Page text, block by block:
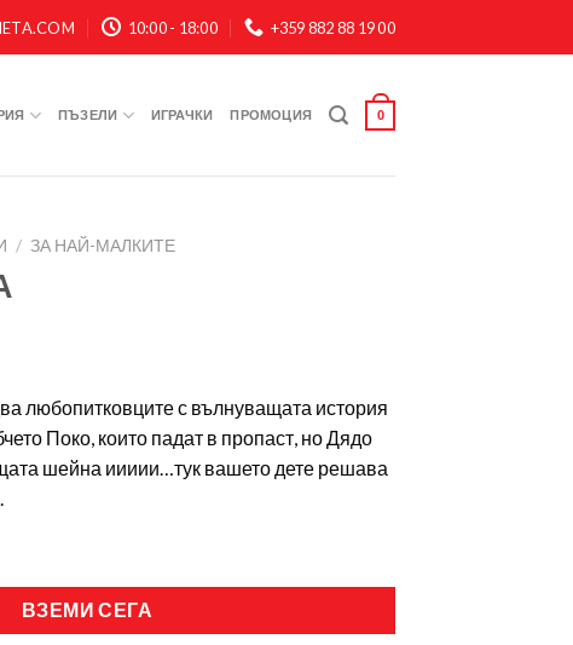
10:00 - 18:00 +359 882 88 19 00
ПЪЗЕЛИ ИГРАЧКИ ПРОМОЦИЯ 0
/ ЗА НАЙ-МАЛКИТЕ
любопитковците с вълнуващата история
Поко, които падат в пропаст, но Дядо
шейна иииии…тук вашето дете решава
ВЗЕМИ СЕГА